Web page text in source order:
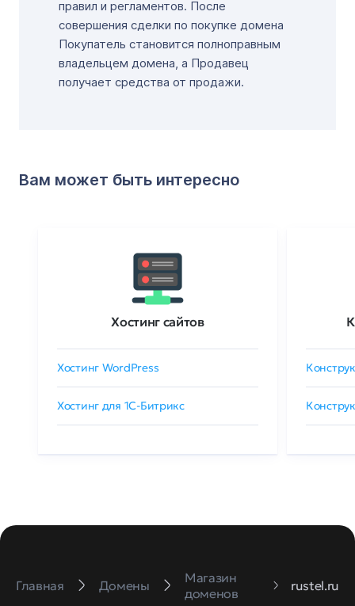
правил и регламентов. После
совершения сделки по покупке домена
Покупатель становится полноправным
владельцем домена, а Продавец
получает средства от продажи.
Вам может быть интересно
Хостинг сайтов
Хостинг WordPress
Хостинг для 1C-Битрикс
Главная Домены
Магазин
доменов
rustel.ru